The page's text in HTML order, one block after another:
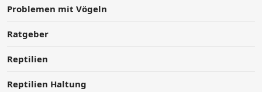
Problemen mit Vögeln
Ratgeber
Reptilien
Reptilien Haltung